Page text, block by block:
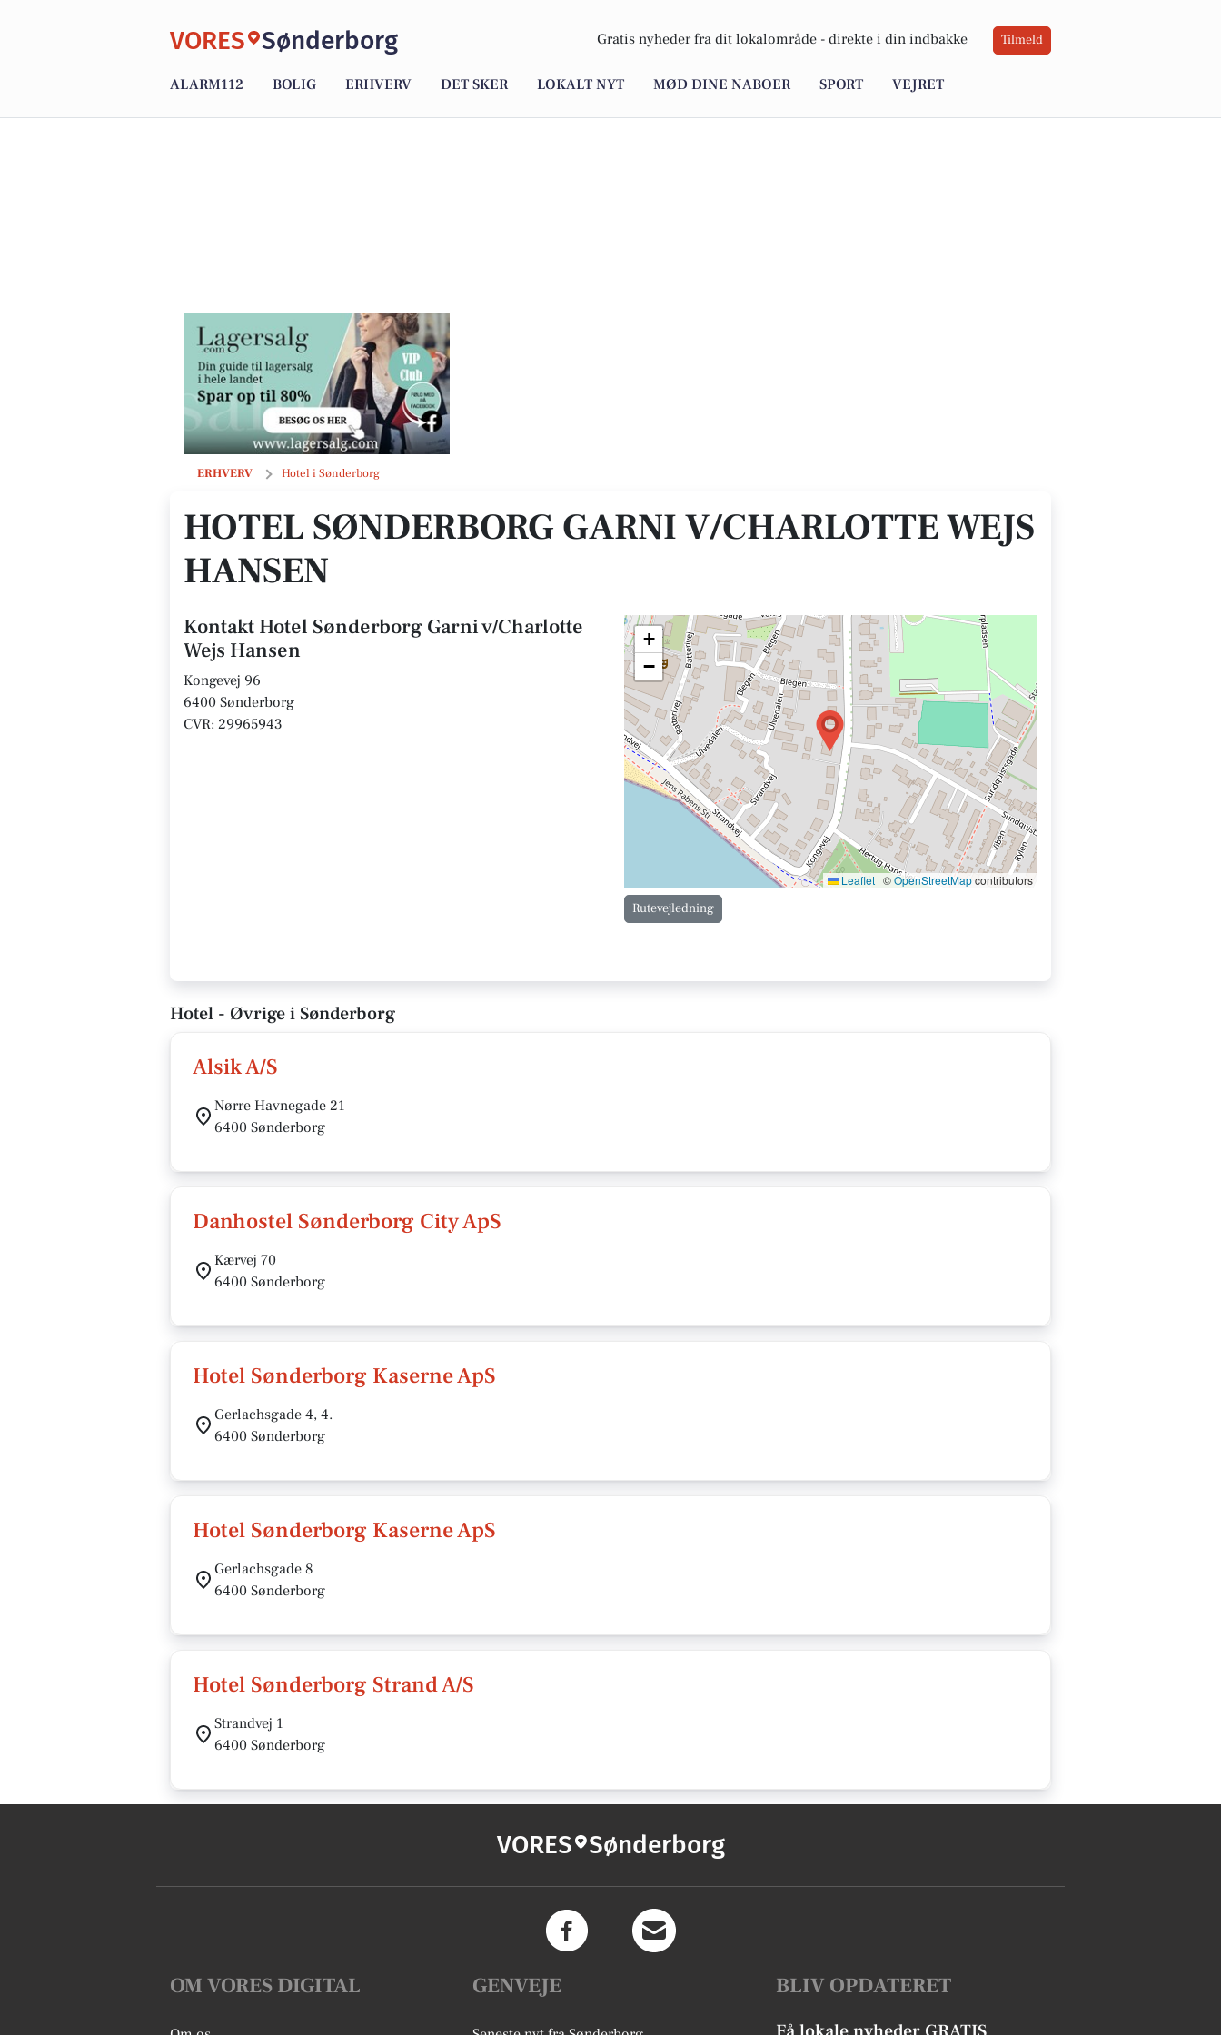
VORES Sønderborg Gratis nyheder fra dit lokalområde - direkte i din indbakke Tilmeld
ALARM112 BOLIG ERHVERV DET SKER LOKALT NYT MØD DINE NABOER SPORT VEJRET
ERHVERV Hotel i Sønderborg
Hotel Sønderborg Garni v/Charlotte Wejs Hansen
HOTEL SØNDERBORG GARNI V/CHARLOTTE WEJS
HANSEN
Kontakt Hotel Sønderborg Garni v/Charlotte
Wejs Hansen
Kongevej 96
6400 Sønderborg
CVR: 29965943
+
−
Leaflet | ©OpenStreetMapcontributors
Rutevejledning
Hotel - Øvrige i Sønderborg
Alsik A/S
Nørre Havnegade 21
6400 Sønderborg
Danhostel Sønderborg City ApS
Kærvej 70
6400 Sønderborg
Hotel Sønderborg Kaserne ApS
Gerlachsgade 4, 4.
6400 Sønderborg
Hotel Sønderborg Kaserne ApS
Gerlachsgade 8
6400 Sønderborg
Hotel Sønderborg Strand A/S
Strandvej 1
6400 Sønderborg
VORES Sønderborg
OM VORES DIGITAL GENVEJE BLIV OPDATERET